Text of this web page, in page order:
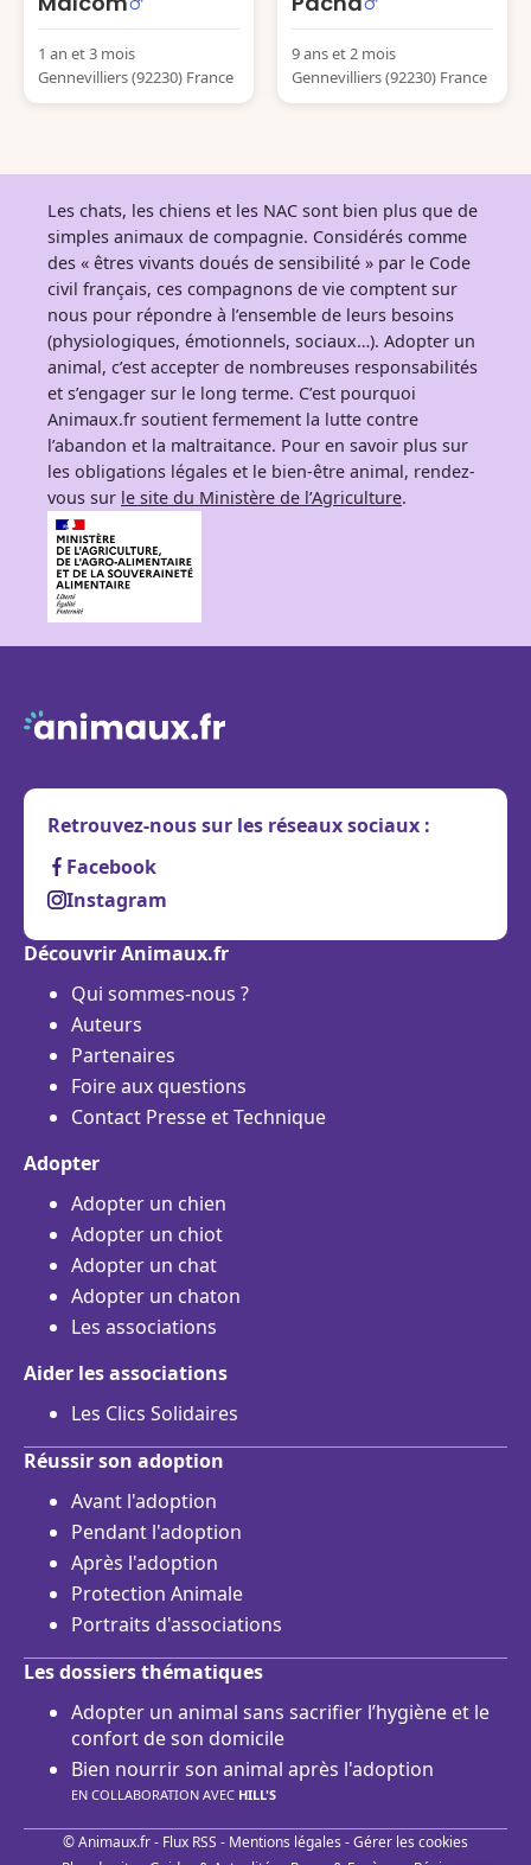
1 an et 3 mois
Gennevilliers (92230) France
9 ans et 2 mois
Gennevilliers (92230) France
Les chats, les chiens et les NAC sont bien plus que de
simples animaux de compagnie. Considérés comme
des « êtres vivants doués de sensibilité » par le Code
civil français, ces compagnons de vie comptent sur
nous pour répondre à l’ensemble de leurs besoins
(physiologiques, émotionnels, sociaux…). Adopter un
animal, c’est accepter de nombreuses responsabilités
et s’engager sur le long terme. C’est pourquoi
Animaux.fr soutient fermement la lutte contre
l’abandon et la maltraitance. Pour en savoir plus sur
les obligations légales et le bien-être animal, rendez-
vous sur le site du Ministère de l’Agriculture.
Retrouvez-nous sur les réseaux sociaux :
Facebook
Instagram
Découvrir Animaux.fr
Qui sommes-nous ?
Auteurs
Partenaires
Foire aux questions
Contact Presse et Technique
Adopter
Adopter un chien
Adopter un chiot
Adopter un chat
Adopter un chaton
Les associations
Aider les associations
Les Clics Solidaires
Réussir son adoption
Avant l'adoption
Pendant l'adoption
Après l'adoption
Protection Animale
Portraits d'associations
Les dossiers thématiques
Adopter un animal sans sacrifier l’hygiène et le
confort de son domicile
Bien nourrir son animal après l'adoption
EN COLLABORATION AVEC HILL'S
© Animaux.fr - Flux RSS - Mentions légales -Gérer les cookies